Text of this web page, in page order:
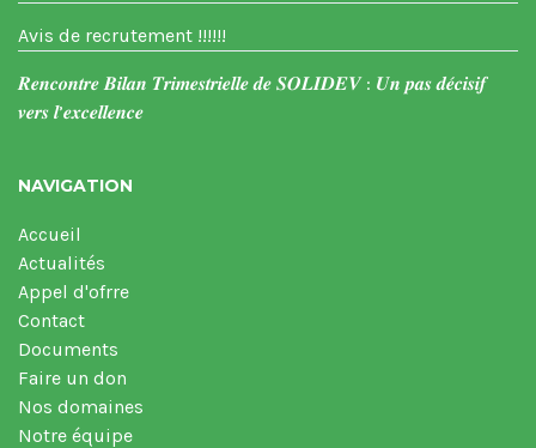
Avis de recrutement !!!!!!
𝑹𝒆𝒏𝒄𝒐𝒏𝒕𝒓𝒆 𝑩𝒊𝒍𝒂𝒏 𝑻𝒓𝒊𝒎𝒆𝒔𝒕𝒓𝒊𝒆𝒍𝒍𝒆 𝒅𝒆 𝑺𝑶𝑳𝑰𝑫𝑬𝑽 : 𝑼𝒏 𝒑𝒂𝒔 𝒅𝒆́𝒄𝒊𝒔𝒊𝒇
𝒗𝒆𝒓𝒔 𝒍’𝒆𝒙𝒄𝒆𝒍𝒍𝒆𝒏𝒄𝒆
NAVIGATION
Accueil
Actualités
Appel d'ofrre
Contact
Documents
Faire un don
Nos domaines
Notre équipe